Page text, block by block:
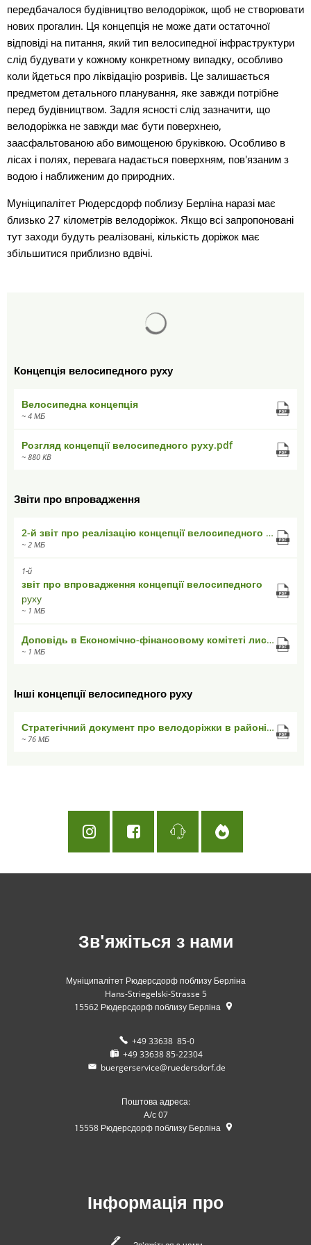
передбачалося будівництво велодоріжок, щоб не створювати
нових прогалин. Ця концепція не може дати остаточної
відповіді на питання, який тип велосипедної інфраструктури
слід будувати у кожному конкретному випадку, особливо
коли йдеться про ліквідацію розривів. Це залишається
предметом детального планування, яке завжди потрібне
перед будівництвом. Задля ясності слід зазначити, що
велодоріжка не завжди має бути поверхнею,
заасфальтованою або вимощеною бруківкою. Особливо в
лісах і полях, перевага надається поверхням, пов'язаним з
водою і наближеним до природних.
Муніципалітет Рюдерсдорф поблизу Берліна наразі має
близько 27 кілометрів велодоріжок. Якщо всі запропоновані
тут заходи будуть реалізовані, кількість доріжок має
збільшитися приблизно вдвічі.
Концепція велосипедного руху
Велосипедна концепція
~ 4 МБ
Розгляд концепції велосипедного руху.pdf
~ 880 KB
Звіти про впровадження
2-й звіт про реалізацію концепції велосипедного руху
~ 2 МБ
1-й
звіт про впровадження концепції велосипедного
руху
~ 1 МБ
Доповідь в Економічно-фінансовому комітеті листопад 2023
~ 1 МБ
Інші концепції велосипедного руху
Стратегічний документ про велодоріжки в районі Тесли
~ 76 МБ
Зв'яжіться з нами
Муніципалітет Рюдерсдорф поблизу Берліна
Hans-Striegelski-Strasse 5
15562 Рюдерсдорф поблизу Берліна
+49 33638 85-0
+49 33638 85-22304
buergerservice@ruedersdorf.de
Поштова адреса:
А/с 07
15558 Рюдерсдорф поблизу Берліна
Інформація про